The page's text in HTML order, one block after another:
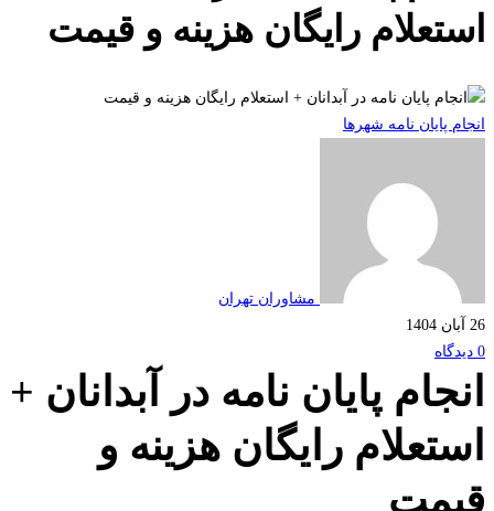
رایگان هزینه و قیمت
پایان نامه شهرها
مشاوران تهران
پایان نامه در آبدانان +
رایگان هزینه و